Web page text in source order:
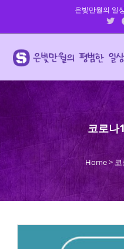
content
은빛만월의 일
코로나
Home>